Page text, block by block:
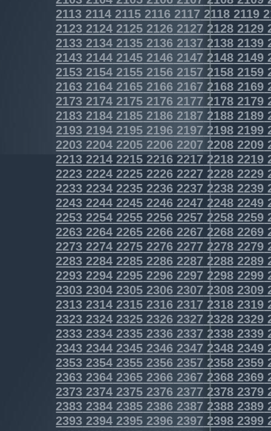
2113 2114 2115 2116 2117 2118 2119
2123 2124 2125 2126 2127 2128 2129
2133 2134 2135 2136 2137 2138 2139
2143 2144 2145 2146 2147 2148 2149
2153 2154 2155 2156 2157 2158 2159
2163 2164 2165 2166 2167 2168 2169
2173 2174 2175 2176 2177 2178 2179
2183 2184 2185 2186 2187 2188 2189
2193 2194 2195 2196 2197 2198 2199
2203 2204 2205 2206 2207 2208 2209
2213 2214 221522162217 2218 2219
2223 2224 2225 2226 2227 2228 2229
2233 2234 2235 2236 2237 2238 2239
2243 2244 2245 2246 2247 2248 2249
2253 2254 2255 2256 2257 2258 2259
2263 2264 2265 2266 2267 2268 2269
2273 2274 2275 2276 2277 2278 2279
2283 2284 2285 2286 2287 2288 2289
2293 2294 2295 2296 2297 2298 2299
2303 2304 2305 2306 2307 2308 2309
2313 2314 2315 2316 2317 2318 2319
2323 2324 2325 2326 2327 2328 2329
2333 2334 2335 2336 2337 2338 2339
2343 2344 2345 2346 2347 2348 2349
2353 2354 2355 2356 2357 2358 2359
2363 2364 2365 2366 2367 2368 2369
2373 2374 2375 2376 2377 2378 2379
2383 2384 2385 2386 2387 2388 2389
2393 2394 2395 2396 2397 2398 2399